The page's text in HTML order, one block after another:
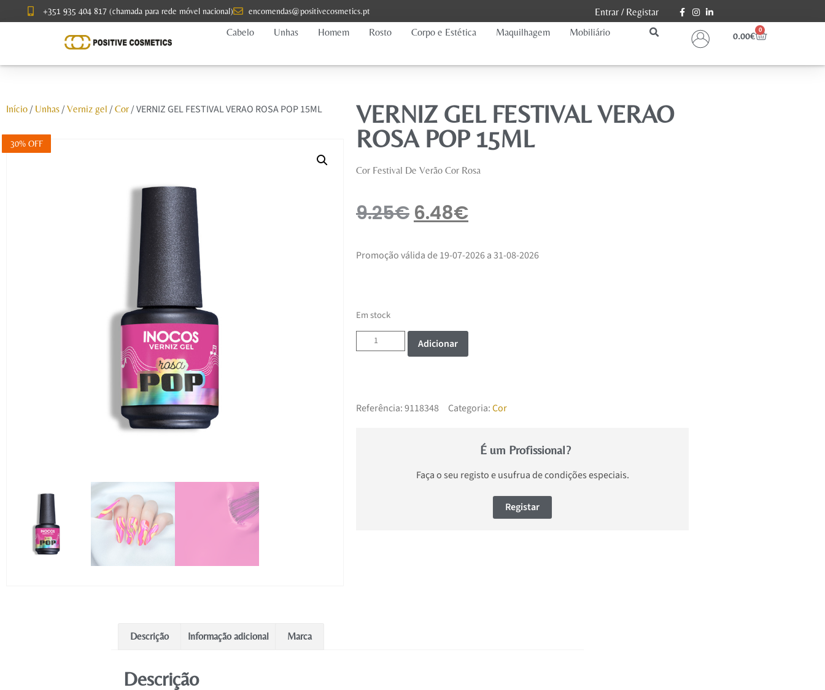
+351 935 404 817 (chamada para rede móvel nacional) encomendas@positivecosmetics.pt Entrar/ Registar
Cabelo
Unhas Homem Rosto Corpo e Estética Maquilhagem Mobiliário 0.00€
0
Início/ Unhas/ Verniz gel / Cor/ VERNIZ GEL FESTIVAL VERAO ROSA POP 15ML
30% OFF
VERNIZ GEL FESTIVAL VERAO
ROSA POP 15ML
Cor Festival De Verão Cor Rosa
9.25€ 6.48€
Promoção válida de 19-07-2026 a 31-08-2026
Em stock
Adicionar
Referência:9118348 Categoria:Cor
É um Profissional?
Faça o seu registo e usufrua de condições especiais.
Registar
Descrição Informação adicional Marca
Descrição